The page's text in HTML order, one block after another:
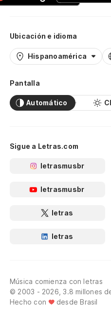
Ubicación e idioma
Hispanoamérica
Pantalla
Automático
Sigue a Letras.com
letrasmusbr
letrasmusbr
letras
letras
Música comienza con letras
© 2003 - 2026, 3.8 millones
Hecho con
desde Brasil